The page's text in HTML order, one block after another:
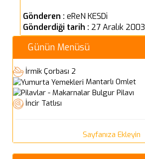
Gönderen : eReN KESDi
Gönderdiği tarih : 27 Aralık 2003
Günün Menüsü
İrmik Çorbası 2
Mantarlı Omlet
Bulgur Pilavı
İncir Tatlısı
Sayfanıza Ekleyin